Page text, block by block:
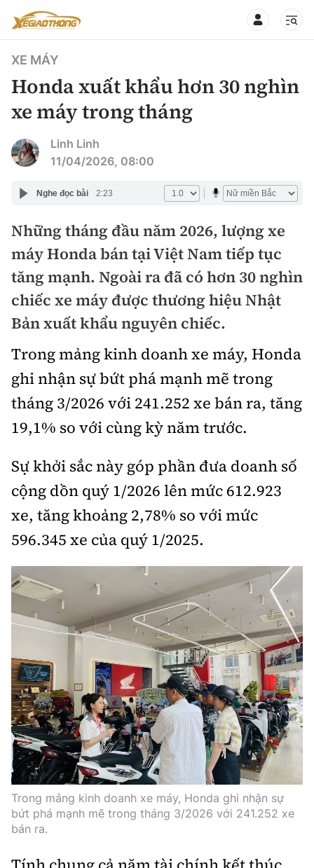
360° xe
Chính sách
Hạ tầng phương tiện
Góc nhìn
Tâm điểm
Xe du lịch
Xe chuyên dụng
Xe máy
Đánh giá xe
Đánh giá xe mới
So sánh
Lái mới
Tư vấn sử dụng
Chọn xe
Lái xe an toàn
Bảo hiểm xe
Sản phẩm bảo hiểm
Bồi thường bảo hiểm
Xe xanh
Video
Review xe
Giới thiệu xe
Tư vấn
Ảnh
Ô tô
Xe máy
Cơ quan chủ quản: Bộ Xây dựng
Tổng biên tập:Nguyễn Thị Hồng Nga
Trưởng ban Ô tô - Xe máy:Nguyễn Tiến Mạnh
Giấy phép số: 03/GP-BC, cấp ngày 22/4/2025
Chuyên trang của Báo Xây dựng
Tòa soạn: Số 2 Nguyễn Công Hoan, phường Giảng Võ,
Hà Nội.
Hotline: 0967 376 459;
Liên hệ quảng cáo phát hành: 0915.057.282
Email:
bandoc@baoxaydung.vn
XE MÁY
Honda xuất khẩu hơn 30 nghìn
xe máy trong tháng
Linh Linh
11/04/2026, 08:00
Nghe đọc bài 2:23
Những tháng đầu năm 2026, lượng xe
máy Honda bán tại Việt Nam tiếp tục
tăng mạnh. Ngoài ra đã có hơn 30 nghìn
chiếc xe máy được thương hiệu Nhật
Bản xuất khẩu nguyên chiếc.
Trong mảng kinh doanh xe máy, Honda
ghi nhận sự bứt phá mạnh mẽ trong
tháng 3/2026 với 241.252 xe bán ra, tăng
19,1% so với cùng kỳ năm trước.
Sự khởi sắc này góp phần đưa doanh số
cộng dồn quý 1/2026 lên mức 612.923
xe, tăng khoảng 2,78% so với mức
596.345 xe của quý 1/2025.
Trong mảng kinh doanh xe máy, Honda ghi nhận sự
bứt phá mạnh mẽ trong tháng 3/2026 với 241.252 xe
bán ra.